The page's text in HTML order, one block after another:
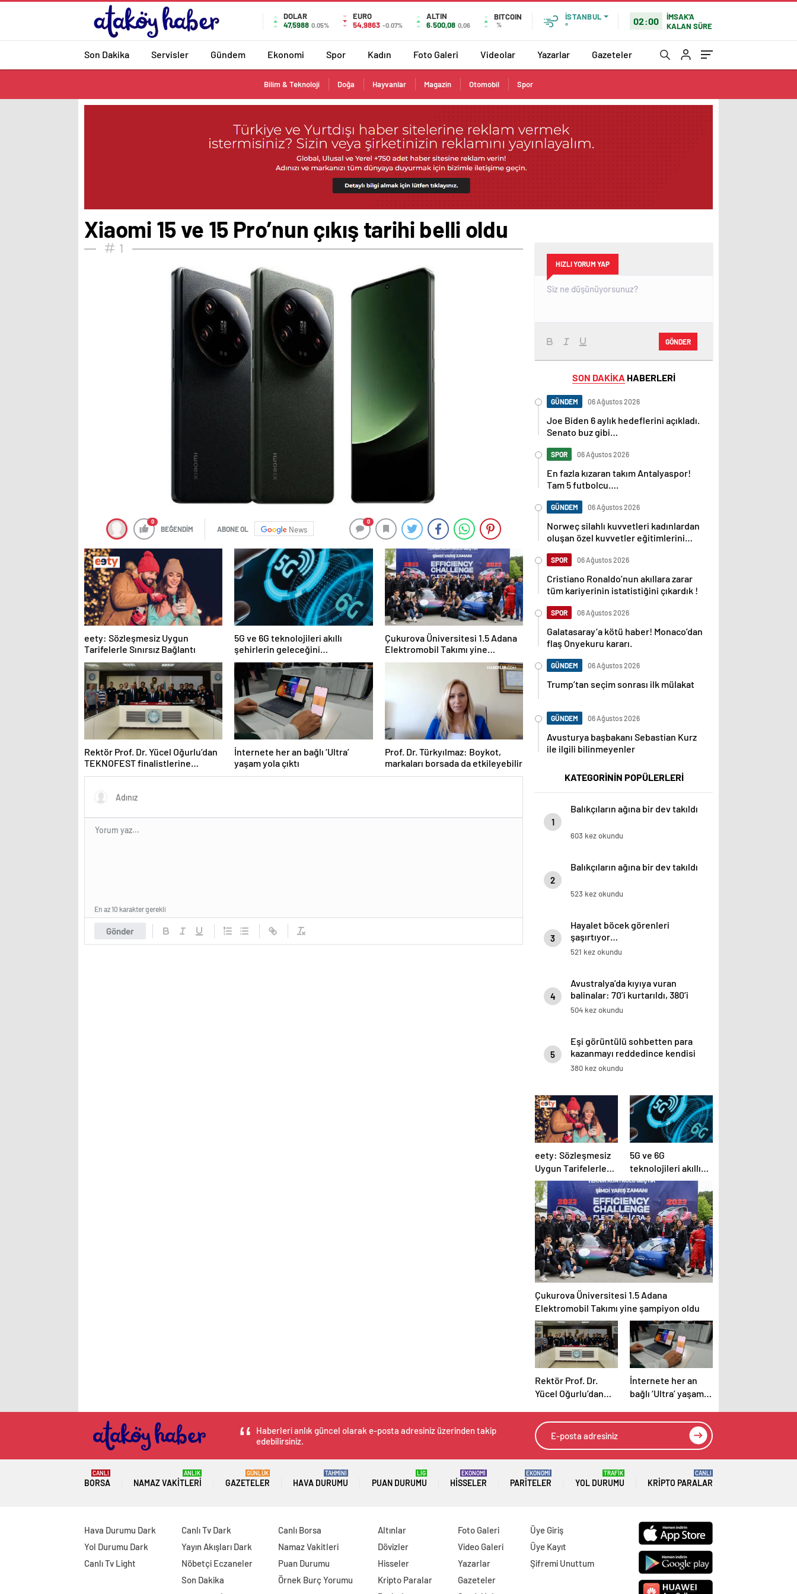
DOLAR
47,5988 0.05%
EURO
54,9863 -0.07%
ALTIN
6.500,08 0,06
BITCOIN
%
İSTANBUL
°
02:00
İMSAK'A
KALAN SÜRE
Son Dakika Servisler Gündem Ekonomi Spor Kadın Foto Galeri Videolar Yazarlar Gazeteler
Bilim & Teknoloji Doğa Hayvanlar Magazin Otomobil Spor
Xiaomi 15 ve 15 Pro’nun çıkış tarihi belli oldu
1
0
BEĞENDİM ABONE OL News
0
eety: Sözleşmesiz Uygun
Tarifelerle Sınırsız Bağlantı
5G ve 6G teknolojileri akıllı
şehirlerin geleceğini
şekillendirecek
Çukurova Üniversitesi 1.5 Adana
Elektromobil Takımı yine
şampiyon oldu
Rektör Prof. Dr. Yücel Oğurlu’dan
TEKNOFEST finalistlerine
teşekkür
İnternete her an bağlı ‘Ultra’
yaşam yola çıktı
Prof. Dr. Türkyılmaz: Boykot,
markaları borsada da etkileyebilir
Gönder
En az 10 karakter gerekli
HIZLI YORUM YAP
GÖNDER
SON DAKİKA HABERLERİ
GÜNDEM 06 Ağustos 2026
Joe Biden 6 aylık hedeflerini açıkladı.
Senato buz gibi…
SPOR 06 Ağustos 2026
En fazla kızaran takım Antalyaspor!
Tam 5 futbolcu….
GÜNDEM 06 Ağustos 2026
Norweç silahlı kuvvetleri kadınlardan
oluşan özel kuvvetler eğitimlerini
SPOR 06 Ağustos 2026
Cristiano Ronaldo’nun akıllara zarar
tüm kariyerinin istatistiğini çıkardık !
SPOR 06 Ağustos 2026
Galatasaray’a kötü haber! Monaco’dan
flaş Onyekuru kararı.
GÜNDEM 06 Ağustos 2026
Trump’tan seçim sonrası ilk mülakat
GÜNDEM 06 Ağustos 2026
Avusturya başbakanı Sebastian Kurz
ile ilgili bilinmeyenler
KATEGORİNİN POPÜLERLERİ
1
Balıkçıların ağına bir dev takıldı
603 kez okundu
2
Balıkçıların ağına bir dev takıldı
523 kez okundu
3
Hayalet böcek görenleri
şaşırtıyor…
521 kez okundu
4
Avustralya’da kıyıya vuran
balinalar: 70’i kurtarıldı, 380’i
öldü
504 kez okundu
5
Eşi görüntülü sohbetten para
kazanmayı reddedince kendisi
kadın kılığına girdi
380 kez okundu
eety: Sözleşmesiz
Uygun Tarifelerle
Sınırsız Bağlantı
5G ve 6G
teknolojileri akıllı
şehirlerin
geleceğini
şekillendirecek
Çukurova Üniversitesi 1.5 Adana
Elektromobil Takımı yine şampiyon oldu
Rektör Prof. Dr.
Yücel Oğurlu’dan
finalistlerine
teşekkür
İnternete her an
bağlı ‘Ultra’ yaşam
Haberleri anlık güncel olarak e-posta adresiniz üzerinden takip
edebilirsiniz.
BORSA
CANLI
NAMAZ VAKITLERI
ANLIK
GAZETELER
GÜNLÜK
HAVA DURUMU
TAHMİNİ
PUAN DURUMU
LİG
HISSELER
EKONOMİ
PARITELER
EKONOMİ
YOL DURUMU
TRAFİK
KRIPTO PARALAR
CANLI
Hava Durumu Dark
Yol Durumu Dark
Canlı Tv Light
Canlı Tv Dark
Yayın Akışları Dark
Nöbetçi Eczaneler
Son Dakika
Canlı Borsa
Namaz Vakitleri
Puan Durumu
Örnek Burç Yorumu
Altınlar
Dövizler
Hisseler
Kripto Paralar
Foto Galeri
Video Galeri
Yazarlar
Gazeteler
Üye Giriş
Üye Kayıt
Şifremi Unuttum